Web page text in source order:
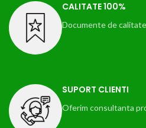
CALITATE 100%
Documente de
SUPORT CLIENTI
Oferim consultanta